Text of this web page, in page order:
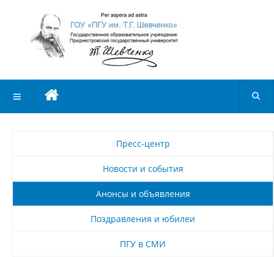
Пресс-центр
Новости и события
Анонсы и объявления
Поздравления и юбилеи
ПГУ в СМИ